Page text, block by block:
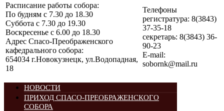
Расписание работы собора:
По будням с 7.30 до 18.30
Суббота с 7.30 до 19.30
Воскресенье с 6.00 до 18.30
Адрес Спасо-Преображенского
кафедрального собора:
654034 г.Новокузнецк, ул.Водопадная,
18
Телефоны
регистратура: 8(3843)
37-35-18
секретарь: 8(3843) 36-
90-23
E-mail:
sobornk@mail.ru
НОВОСТИ
ПРИХОД СПАСО-ПРЕОБРАЖЕНСКОГО
СОБОРА